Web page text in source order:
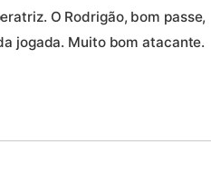
O Rodrigão, bom passe,
jogada. Muito bom atacante.